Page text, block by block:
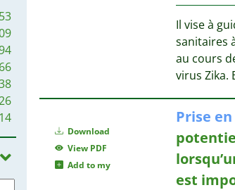
3
2
2
2
2
2
1
1
1
15
13
10
66
14
Il vise à
sanitaires
au cours
virus Zika.
Download
View PDF
Add to my
Prise en
est